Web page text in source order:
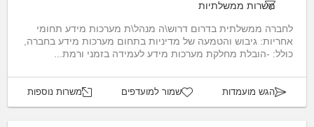
משרות ממשלתיות
לחברה ממשלתית בדרום דרוש\ה מנהל\ת מערכות מידע תחומי
אחריות: גיבוש והטמעה של מדיניות בתחום מערכות מידע בחברה,
כולל: -הובלת מחלקת מערכות מידע לעמידה בזמני ורמת...
הגש מועמדות שמור למועדפים משרות נוספות